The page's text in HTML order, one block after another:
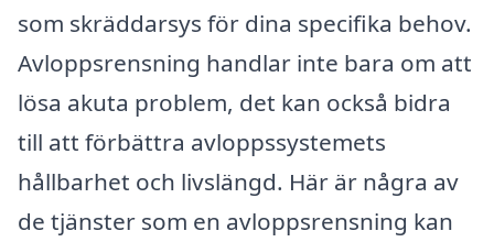
som skräddarsys för dina specifika behov.
Avloppsrensning handlar inte bara om att
lösa akuta problem, det kan också bidra
till att förbättra avloppssystemets
hållbarhet och livslängd. Här är några av
de tjänster som en avloppsrensning kan